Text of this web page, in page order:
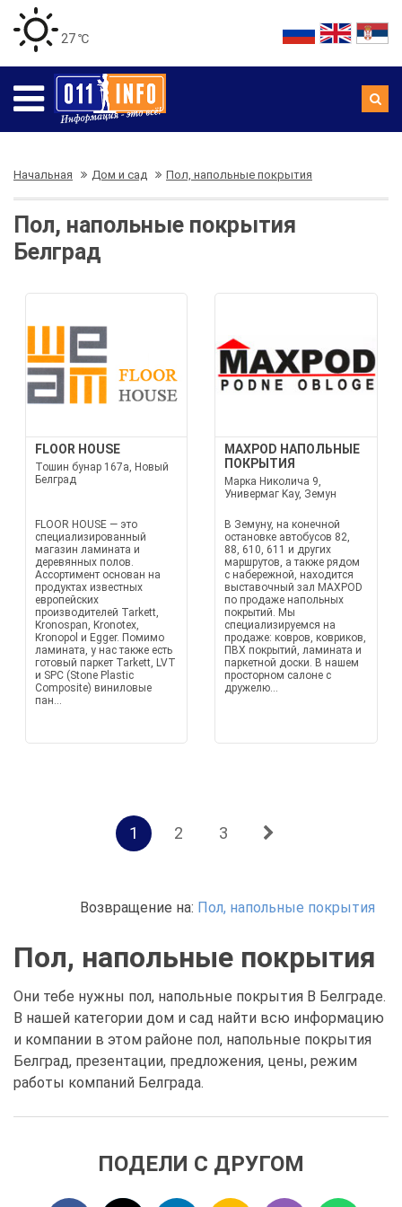
27 ℃
Начальная Дом и сад Пол, напольные покрытия
Пол, напольные покрытия
Белград
FLOOR HOUSE
Тошин бунар 167a, Новый
Белград
FLOOR HOUSE — это
специализированный
магазин ламината и
деревянных полов.
Ассортимент основан на
продуктах известных
европейских
производителей Tarkett,
Kronospan, Kronotex,
Kronopol и Egger. Помимо
ламината, у нас также есть
готовый паркет Tarkett, LVT
и SPC (Stone Plastic
Composite) виниловые
пан...
MAXPOD НАПОЛЬНЫЕ
ПОКРЫТИЯ
Марка Николича 9,
Универмаг Kay, Земун
В Земуну, на конечной
остановке автобусов 82,
88, 610, 611 и других
маршрутов, а также рядом
с набережной, находится
выставочный зал MAXPOD
по продаже напольных
покрытий. Мы
специализируемся на
продаже: ковров, ковриков,
ПВХ покрытий, ламината и
паркетной доски. В нашем
просторном салоне с
дружелю...
1 2 3
Возвращение на: Пол, напольные покрытия
Пол, напольные покрытия
Они тебе нужны пол, напольные покрытия В Белграде.
В нашей категории дом и сад найти всю информацию
и компании в этом районе пол, напольные покрытия
Белград, презентации, предложения, цены, режим
работы компаний Белграда.
ПОДЕЛИ С ДРУГОМ